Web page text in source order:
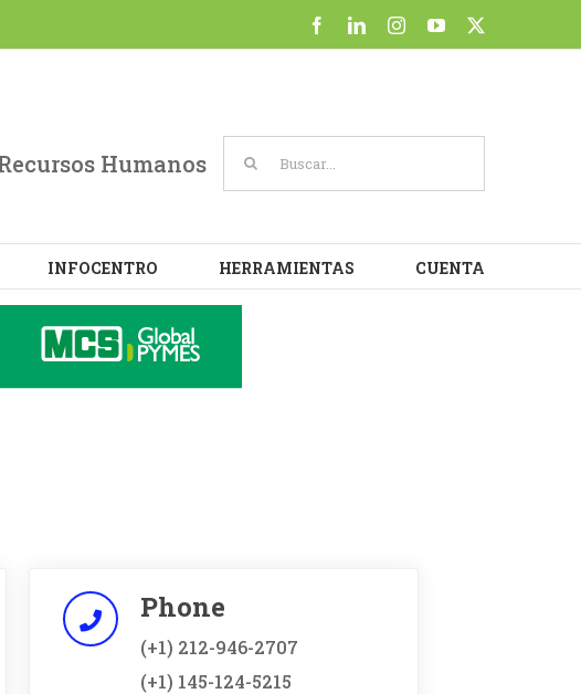
Humanos
INFOCENTRO HERRAMIENTAS CUENTA
Phone
(+1) 212-946-2707
(+1) 145-124-5215
repeat
Cookie settings